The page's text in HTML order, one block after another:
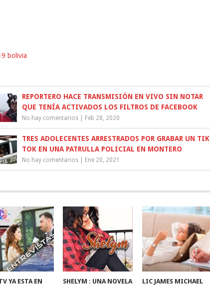
bolivia
REPORTERO HACE TRANSMISIÓN EN VIVO SIN NOTAR
QUE TENÍA ACTIVADOS LOS FILTROS DE FACEBOOK
No hay comentarios Feb 28, 2020
TRES ADOLECENTES ARRESTRADOS POR GRABAR UN TIK
TOK EN UNA PATRULLA POLICIAL EN MONTERO
No hay comentarios Ene 20, 2021
YA ESTA EN SHELYM : UNA NOVELA LIC JAMES MICHAEL